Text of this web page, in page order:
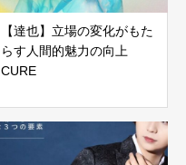
【達也】立場の変化がもた
らす人間的魅力の向上
CURE